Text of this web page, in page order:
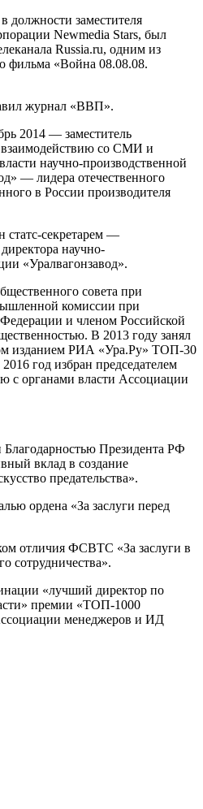
должности заместителя
Newmedia Stars, был
Russia.ru, одним из
фильма «Война 08.08.08.
журнал «ВВП».
2014 — заместитель
взаимодействию со СМИ и
научно-производственной
— лидера отечественного
в России производителя
статс-секретарем —
научно-
«Уралвагонзавод».
совета при
комиссии при
и членом Российской
В 2013 году занял
изданием РИА «Ура.Ру» ТОП-30
год избран председателем
с органами власти Ассоциации
Благодарностью Президента РФ
вклад в создание
предательства».
ордена «За заслуги перед
отличия ФСВТС «За заслуги в
сотрудничества».
«лучший директор по
премии «ТОП-1000
менеджеров и ИД